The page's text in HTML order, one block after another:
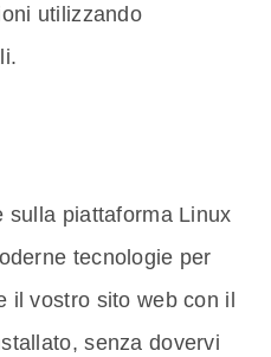
utilizzando
sulla piattaforma Linux
tecnologie per
il vostro sito web con il
senza dovervi